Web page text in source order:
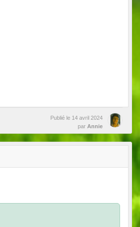
Publié le 14 avril 2024
par Annie